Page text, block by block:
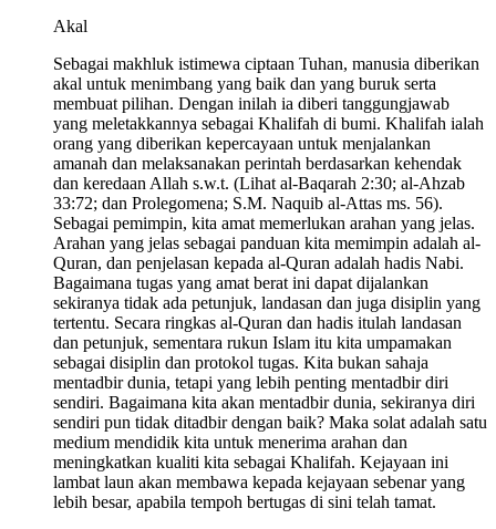
Akal
Sebagai makhluk istimewa ciptaan Tuhan, manusia diberikan
akal untuk menimbang yang baik dan yang buruk serta
membuat pilihan. Dengan inilah ia diberi tanggungjawab
yang meletakkannya sebagai Khalifah di bumi. Khalifah ialah
orang yang diberikan kepercayaan untuk menjalankan
amanah dan melaksanakan perintah berdasarkan kehendak
dan keredaan Allah s.w.t. (Lihat al-Baqarah 2:30; al-Ahzab
33:72; dan Prolegomena; S.M. Naquib al-Attas ms. 56).
Sebagai pemimpin, kita amat memerlukan arahan yang jelas.
Arahan yang jelas sebagai panduan kita memimpin adalah al-
Quran, dan penjelasan kepada al-Quran adalah hadis Nabi.
Bagaimana tugas yang amat berat ini dapat dijalankan
sekiranya tidak ada petunjuk, landasan dan juga disiplin yang
tertentu. Secara ringkas al-Quran dan hadis itulah landasan
dan petunjuk, sementara rukun Islam itu kita umpamakan
sebagai disiplin dan protokol tugas. Kita bukan sahaja
mentadbir dunia, tetapi yang lebih penting mentadbir diri
sendiri. Bagaimana kita akan mentadbir dunia, sekiranya diri
sendiri pun tidak ditadbir dengan baik? Maka solat adalah satu
medium mendidik kita untuk menerima arahan dan
meningkatkan kualiti kita sebagai Khalifah. Kejayaan ini
lambat laun akan membawa kepada kejayaan sebenar yang
lebih besar, apabila tempoh bertugas di sini telah tamat.